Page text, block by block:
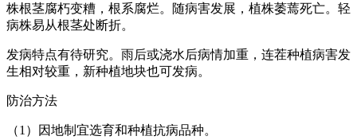
株根茎腐朽变糟，根系腐烂。随病害发展，植株萎蔫死亡。轻
病株易从根茎处断折。
发病特点有待研究。雨后或浇水后病情加重，连茬种植病害发
生相对较重，新种植地块也可发病。
防治方法
（1）因地制宜选育和种植抗病品种。